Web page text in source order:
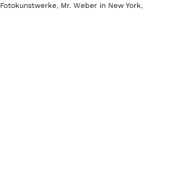
Fotokunstwerke, Mr. Weber in New York,